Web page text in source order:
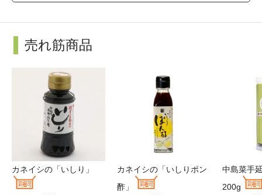
売れ筋商品
カネイシの「いしり」
カネイシの「いしりポン
酢」
中島菜手
200g